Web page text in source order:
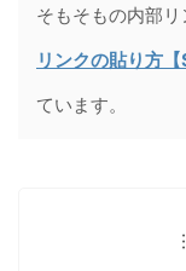
そもそもの内部
リンクの貼り方【
ています。